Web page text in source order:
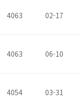
4063 02-17
4063 06-10
4054 03-31